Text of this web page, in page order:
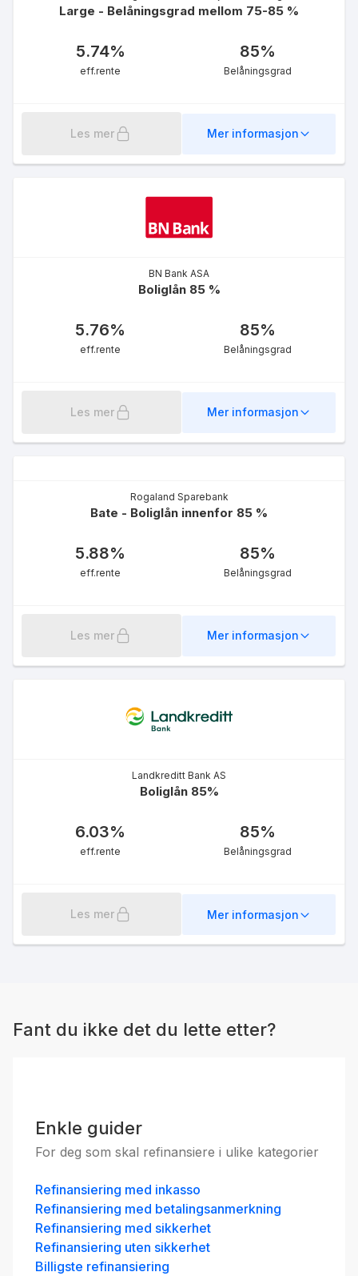
Large - Belåningsgrad mellom 75-85 %
5.74%
eff.rente
85%
Belåningsgrad
Les mer Mer informasjon
BN Bank ASA
Boliglån 85 %
5.76%
eff.rente
85%
Belåningsgrad
Les mer Mer informasjon
Rogaland Sparebank
Bate - Boliglån innenfor 85 %
5.88%
eff.rente
85%
Belåningsgrad
Les mer Mer informasjon
Landkreditt Bank AS
Boliglån 85%
6.03%
eff.rente
85%
Belåningsgrad
Les mer Mer informasjon
Fant du ikke det du lette etter?
Enkle guider
For deg som skal refinansiere i ulike kategorier
Refinansiering med inkasso
Refinansiering med betalingsanmerkning
Refinansiering med sikkerhet
Refinansiering uten sikkerhet
Billigste refinansiering